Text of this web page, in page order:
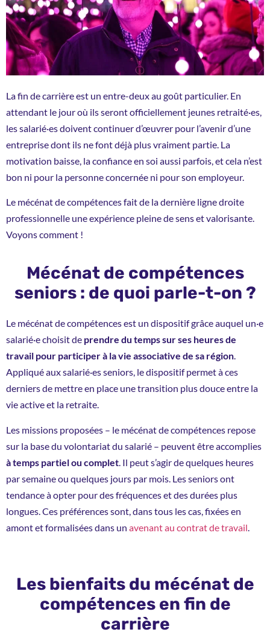
La fin de carrière est un entre-deux au goût particulier. En
attendant le jour où ils seront officiellement jeunes retraité·es,
les salarié·es doivent continuer d’œuvrer pour l’avenir d’une
entreprise dont ils ne font déjà plus vraiment partie. La
motivation baisse, la confiance en soi aussi parfois, et cela n’est
bon ni pour la personne concernée ni pour son employeur.
Le mécénat de compétences fait de la dernière ligne droite
professionnelle une expérience pleine de sens et valorisante.
Voyons comment !
Mécénat de compétences
seniors : de quoi parle-t-on ?
Le mécénat de compétences est un dispositif grâce auquel un·e
salarié·e choisit de prendre du temps sur ses heures de
travail pour participer à la vie associative de sa région.
Appliqué aux salarié·es seniors, le dispositif permet à ces
derniers de mettre en place une transition plus douce entre la
vie active et la retraite.
Les missions proposées – le mécénat de compétences repose
sur la base du volontariat du salarié – peuvent être accomplies
à temps partiel ou complet. Il peut s’agir de quelques heures
par semaine ou quelques jours par mois. Les seniors ont
tendance à opter pour des fréquences et des durées plus
longues. Ces préférences sont, dans tous les cas, fixées en
amont et formalisées dans un avenant au contrat de travail.
Les bienfaits du mécénat de
compétences en fin de
carrière